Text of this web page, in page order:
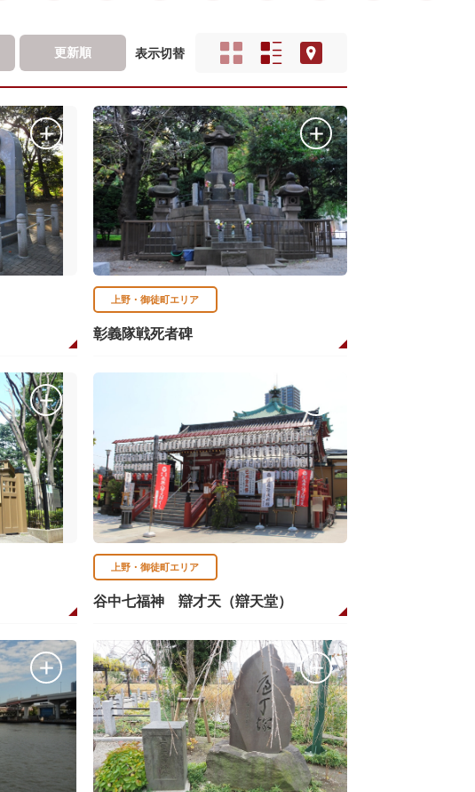
更新順 表示切替
上野・御徒町エリア
彰義隊戦死者碑
上野・御徒町エリア
谷中七福神 辯才天（辯天堂）